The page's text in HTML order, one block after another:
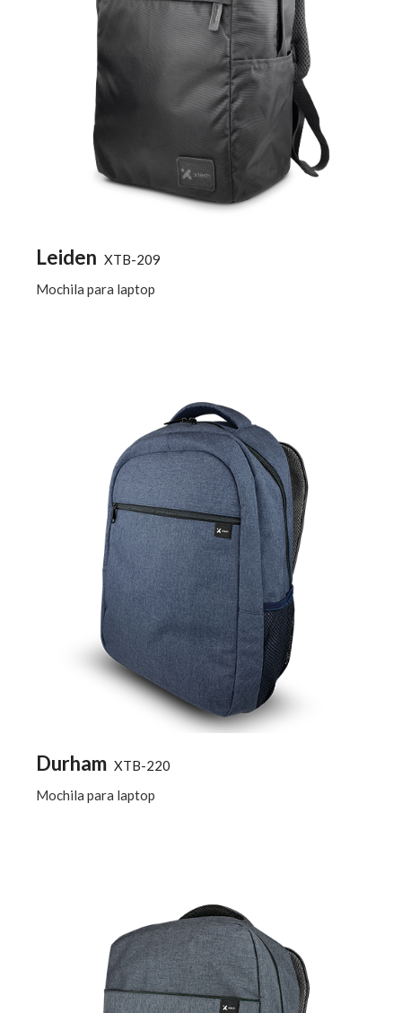
Leiden XTB-209
Mochila para laptop
Durham XTB-220
Mochila para laptop